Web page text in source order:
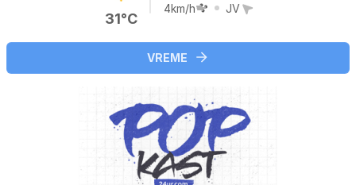
31°C
4km/h JV
VREME